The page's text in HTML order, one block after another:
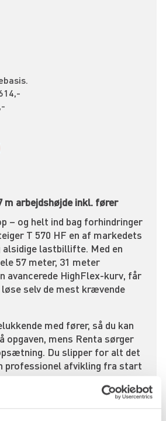
arbejdshøjde inkl. fører
– og helt ind bag forhindringer
T 570 HF en af markedets
lastbillifte. Med en
57 meter, 31 meter
avancerede HighFlex-kurv, får
selv de mest krævende
med fører, så du kan
opgaven, mens Renta sørger
Du slipper for alt det
professionel afvikling fra start
med bevægelig hovedbom,